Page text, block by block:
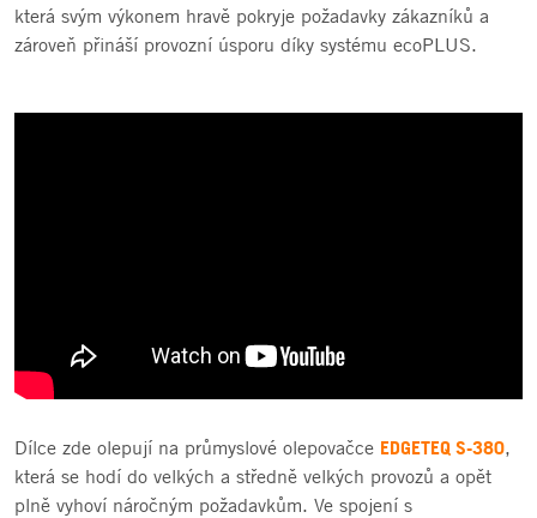
která svým výkonem hravě pokryje požadavky zákazníků a
zároveň přináší provozní úsporu díky systému ecoPLUS.
Dílce zde olepují na průmyslové olepovačce EDGETEQ S-380,
která se hodí do velkých a středně velkých provozů a opět
plně vyhoví náročným požadavkům. Ve spojení s